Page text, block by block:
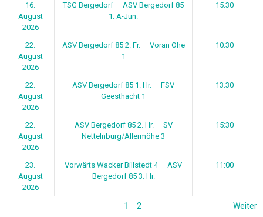
16.
August
2026
TSG Bergedorf — ASV Bergedorf 85
1. A-Jun.
15:30
22.
August
2026
ASV Bergedorf 85 2. Fr. — Voran Ohe
1
10:30
22.
August
2026
ASV Bergedorf 85 1. Hr. — FSV
Geesthacht 1
13:30
22.
August
2026
ASV Bergedorf 85 2. Hr. — SV
Nettelnburg/Allermöhe 3
15:30
23.
August
2026
Vorwärts Wacker Billstedt 4 — ASV
Bergedorf 85 3. Hr.
11:00
1 2 Weiter